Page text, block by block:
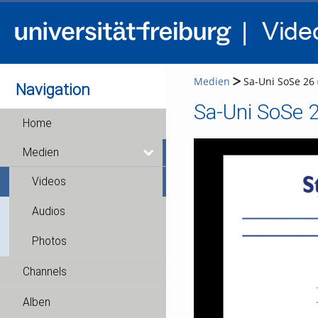
Navigation
Home
Medien
Videos
Audios
Photos
Channels
Alben
Medien Sa-Uni SoSe 26
Sa-Uni SoSe